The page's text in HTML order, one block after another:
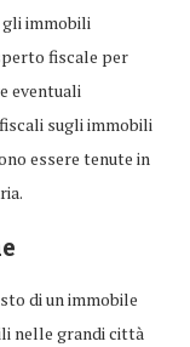
immobili
fiscale per
eventuali
sugli immobili
essere tenute in
di un immobile
nelle grandi città